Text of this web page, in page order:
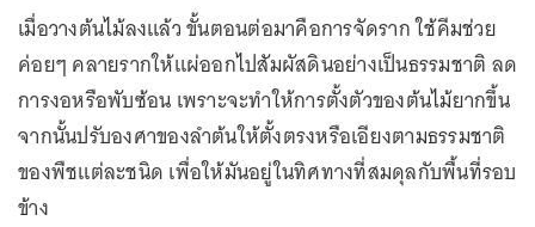
เมื่อวางต้นไม้ลงแล้ว ขั้นตอนต่อมาคือการจัดราก ใช้คีมช่วย
ค่อยๆ คลายรากให้แผ่ออกไปสัมผัสดินอย่างเป็นธรรมชาติ ลด
การงอหรือพับซ้อน เพราะจะทำให้การตั้งตัวของต้นไม้ยากขึ้น
จากนั้นปรับองศาของลำต้นให้ตั้งตรงหรือเอียงตามธรรมชาติ
ของพืชแต่ละชนิด เพื่อให้มันอยู่ในทิศทางที่สมดุลกับพื้นที่รอบ
ข้าง